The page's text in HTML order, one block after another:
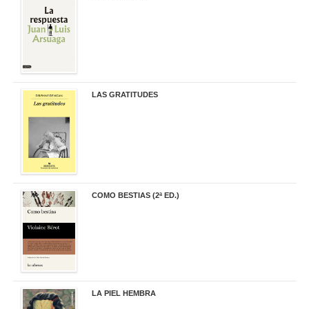
LAS GRATITUDES
COMO BESTIAS (2ª ED.)
LA PIEL HEMBRA